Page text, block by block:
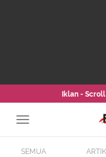
Iklan -
SEMUA